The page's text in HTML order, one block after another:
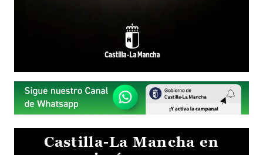
Castilla-La Mancha en